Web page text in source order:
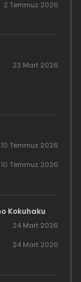
2 Temmuz 2026
23 Mart 2026
10 Temmuz 2026
10 Temmuz 2026
Kokuhaku
24 Mart 2026
24 Mart 2026